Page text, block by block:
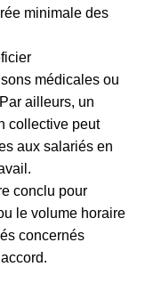
minimale des
médicales ou
ailleurs, un
collective peut
aux salariés en
conclu pour
le volume horaire
concernés